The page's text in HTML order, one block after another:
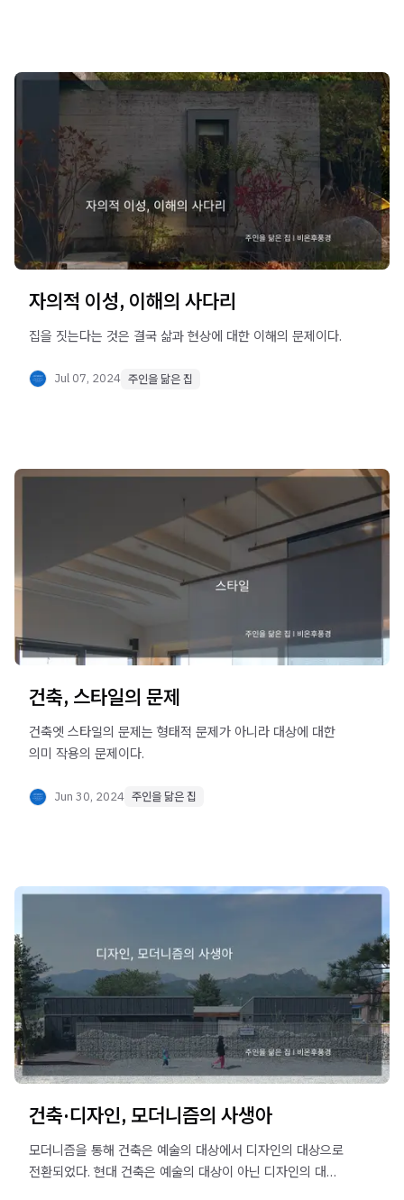
자의적 이성, 이해의 사다리
집을 짓는다는 것은 결국 삶과 현상에 대한 이해의 문제이다.
Jul 07, 2024 주인을 닮은 집
건축, 스타일의 문제
건축엣 스타일의 문제는 형태적 문제가 아니라 대상에 대한
의미 작용의 문제이다.
Jun 30, 2024 주인을 닮은 집
건축·디자인, 모더니즘의 사생아
모더니즘을 통해 건축은 예술의 대상에서 디자인의 대상으로
전환되었다. 현대 건축은 예술의 대상이 아닌 디자인의 대상